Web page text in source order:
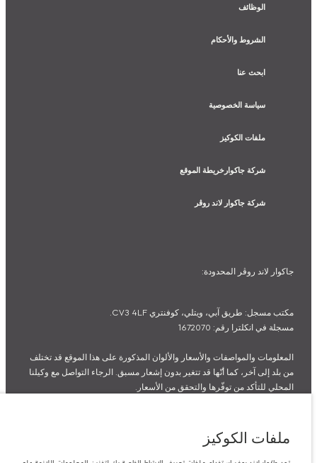
الوظائف
الشروط والأحكام
ابحث عنا
سياسة الخصوصية
ملفات الكوكيز
شركة جاكوارخريطة الموقع
شركة جاكوار لاند روڤر
جاكوار لاند روڨر المحدودة:
مكتب مسجل: طريق آبي، ويتلي، كوفنتري CV3 4LF.
مسجلة في انكلترا رقم: 1672070
المعلومات والمواصفات والأسعار والألوان المذكورة على هذا الموقع قد تختلف
من بلد إلى آخر، كما أنّها قد تتغير بدون إشعار مسبق. الرجاء التواصل مع وكيلنا
المحلي للتأكد من توفّرها والتحقق من الأسعار.
الاختبارات كما أن هذه الأرقام بغرض المقارنة فحسب.
قد تختلف الأسعار في صالة العرض حسب أسعار الصرف المتوفرة وقت
ملفات الكوكيز